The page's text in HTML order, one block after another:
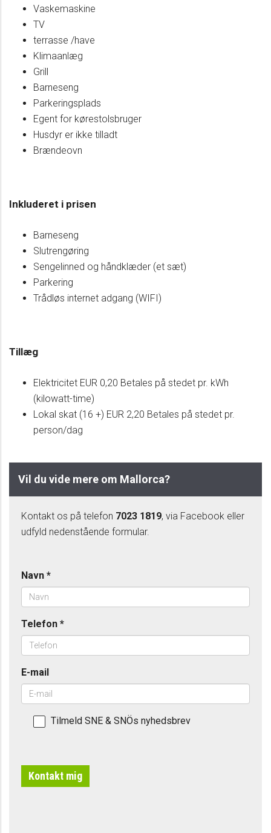
Vaskemaskine
TV
terrasse /have
Klimaanlæg
Grill
Barneseng
Parkeringsplads
Egent for kørestolsbruger
Husdyr er ikke tilladt
Brændeovn
Inkluderet i prisen
Barneseng
Slutrengøring
Sengelinned og håndklæder (et sæt)
Parkering
Trådløs internet adgang (WIFI)
Tillæg
Elektricitet EUR 0,20 Betales på stedet pr. kWh
(kilowatt-time)
Lokal skat (16 +) EUR 2,20 Betales på stedet pr.
person/dag
Vil du vide mere om Mallorca?
Kontakt os på telefon 7023 1819, via Facebook eller
udfyld nedenstående formular.
Navn *
Telefon *
E-mail
Tilmeld SNE & SNÖs nyhedsbrev